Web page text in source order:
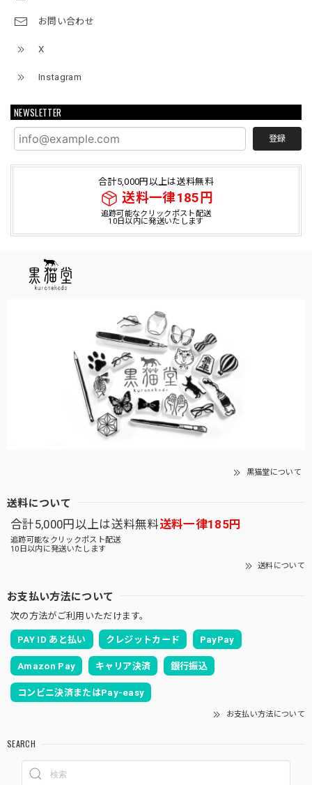
お問い合わせ
X
Instagram
NEWSLETTER
登録
合計5,000円以上は送料無料
送料一律185円
追跡可能なクリックポスト配送
10日以内に発送いたします
黒猫堂について
送料について
合計5,000円以上は送料無料送料一律185円
追跡可能なクリックポスト配送
10日以内に発送いたします
送料について
お支払い方法について
次の方法がご利用いただけます。
PAY ID あと払い クレジットカード PayPay
Amazon Pay キャリア決済 銀行振込
コンビニ決済またはPay-easy
お支払い方法について
SEARCH